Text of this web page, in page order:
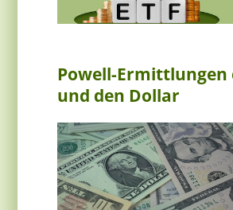
Powell-Ermittlungen
und den Dollar